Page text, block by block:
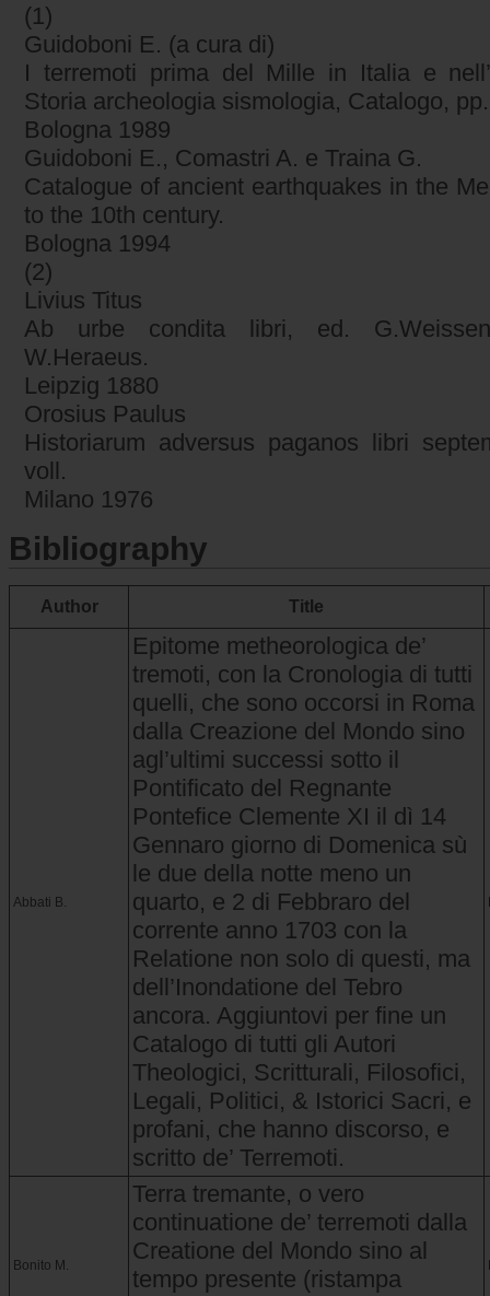
(1)
Guidoboni E. (a cura di)
I terremoti prima del Mille in Italia e
Storia archeologia sismologia, Catalogo,
Bologna 1989
Guidoboni E., Comastri A. e Traina G.
Catalogue of ancient earthquakes in the
to the 10th century.
Bologna 1994
(2)
Livius Titus
Ab urbe condita libri, ed.
W.Heraeus.
Leipzig 1880
Orosius Paulus
Historiarum adversus paganos libri
voll.
Milano 1976
Bibliography
Author Title
Abbati B.
Epitome metheorologica de’
tremoti, con la Cronologia di tutti
quelli, che sono occorsi in Roma
dalla Creazione del Mondo sino
agl’ultimi successi sotto il
Pontificato del Regnante
Pontefice Clemente XI il dì 14
Gennaro giorno di Domenica sù
le due della notte meno un
quarto, e 2 di Febbraro del
corrente anno 1703 con la
Relatione non solo di questi, ma
dell’Inondatione del Tebro
ancora. Aggiuntovi per fine un
Catalogo di tutti gli Autori
Theologici, Scritturali, Filosofici,
Legali, Politici, & Istorici Sacri, e
profani, che hanno discorso, e
scritto de’ Terremoti.
Bonito M.
Terra tremante, o vero
continuatione de’ terremoti dalla
Creatione del Mondo sino al
tempo presente (ristampa